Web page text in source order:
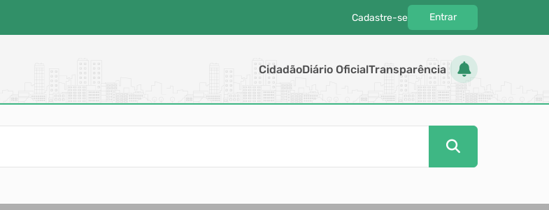
Cadastre-se Entrar
CidadãoDiário OficialTransparência